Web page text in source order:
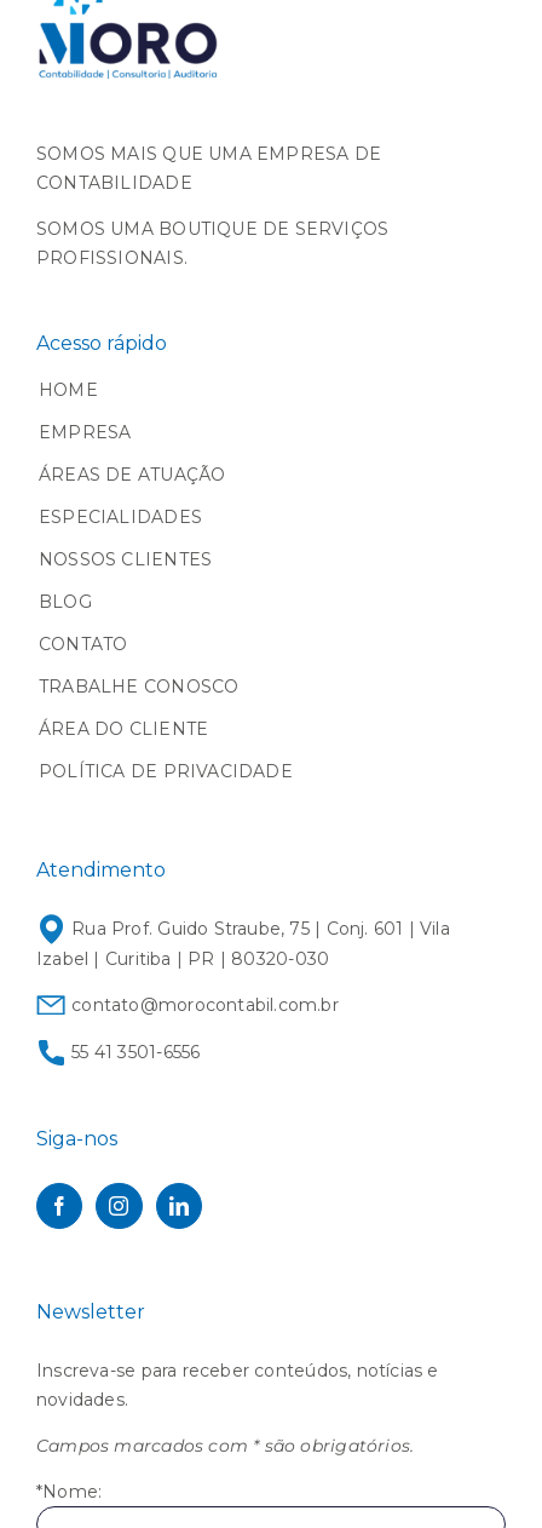
SOMOS MAIS QUE UMA EMPRESA DE
CONTABILIDADE
SOMOS UMA BOUTIQUE DE SERVIÇOS
PROFISSIONAIS.
Acesso rápido
HOME
EMPRESA
ÁREAS DE ATUAÇÃO
ESPECIALIDADES
NOSSOS CLIENTES
BLOG
CONTATO
TRABALHE CONOSCO
ÁREA DO CLIENTE
POLÍTICA DE PRIVACIDADE
Atendimento
Rua Prof. Guido Straube, 75 | Conj. 601 | Vila
Izabel | Curitiba | PR | 80320-030
contato@morocontabil.com.br
55 41 3501-6556
Siga-nos
Newsletter
Inscreva-se para receber conteúdos, notícias e
novidades.
Campos marcados com * são obrigatórios.
*Nome: